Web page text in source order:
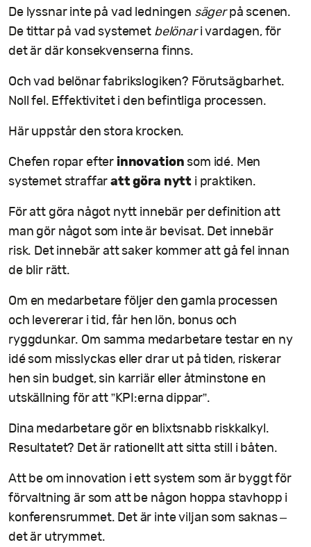
De lyssnar inte på vad ledningen sägerpå scenen.
De tittar på vad systemet belönari vardagen, för
det är där konsekvenserna finns.
Och vad belönar fabrikslogiken? Förutsägbarhet.
Noll fel. Effektivitet i den befintliga processen.
Här uppstår den stora krocken.
Chefen ropar efter innovation som idé. Men
systemet straffaratt göra nytt i praktiken.
För att göra något nytt innebär per definition att
man gör något som inte är bevisat. Det innebär
risk. Det innebär att saker kommer att gå fel innan
de blir rätt.
Om en medarbetare följer den gamla processen
och levererar i tid, får hen lön, bonus och
ryggdunkar. Om samma medarbetare testar en ny
idé som misslyckas eller drar ut på tiden, riskerar
hen sin budget, sin karriär eller åtminstone en
utskällning för att ”KPI:erna dippar”.
Dina medarbetare gör en blixtsnabb riskkalkyl.
Resultatet? Det är rationellt att sitta still i båten.
Att be om innovation i ett system som är byggt för
förvaltning är som att be någon hoppa stavhopp i
konferensrummet. Det är inte viljan som saknas –
det är utrymmet.